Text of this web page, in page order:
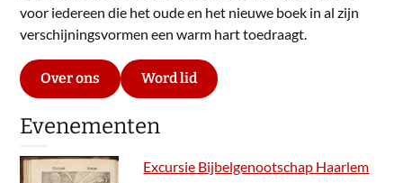
voor iedereen die het oude en het nieuwe boek in al zijn
verschijningsvormen een warm hart toedraagt.
Over ons Word lid
Evenementen
Excursie Bijbelgenootschap Haarlem